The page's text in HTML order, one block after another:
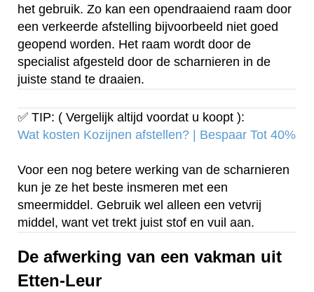
het gebruik. Zo kan een opendraaiend raam door
een verkeerde afstelling bijvoorbeeld niet goed
geopend worden. Het raam wordt door de
specialist afgesteld door de scharnieren in de
juiste stand te draaien.
✅ TIP: ( Vergelijk altijd voordat u koopt ):
Wat kosten Kozijnen afstellen? | Bespaar Tot 40%‎
Voor een nog betere werking van de scharnieren
kun je ze het beste insmeren met een
smeermiddel. Gebruik wel alleen een vetvrij
middel, want vet trekt juist stof en vuil aan.
De afwerking van een vakman uit
Etten-Leur